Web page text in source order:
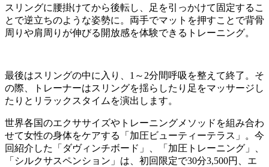
スリングに腰掛けてから後転し、足を引っかけて固定するこ
とで逆立ちのような姿勢に。両手でマットを押すことで背骨
周りや肩周りが伸びる開放感を体験できるトレーニング。
最後はスリングの中に入り、 1 ～ 2分間呼吸を整えて終了。そ
の際、トレーナーはスリングを揺らしたり足をマッサージし
たりとリラックスタイムを演出します。
世界各国のエクササイズやトレーニングメソッドを組み合わ
せて女性の身体をケアする「加圧ビューティーテラス」。今
回紹介した「ダヴィンチボード」、「加圧トレーニング」、
「シルクサスペンション」は、初回限定で30分3,500円、エ